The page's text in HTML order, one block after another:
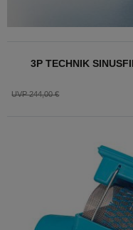
3P TECHNIK
UVP 244,00 €